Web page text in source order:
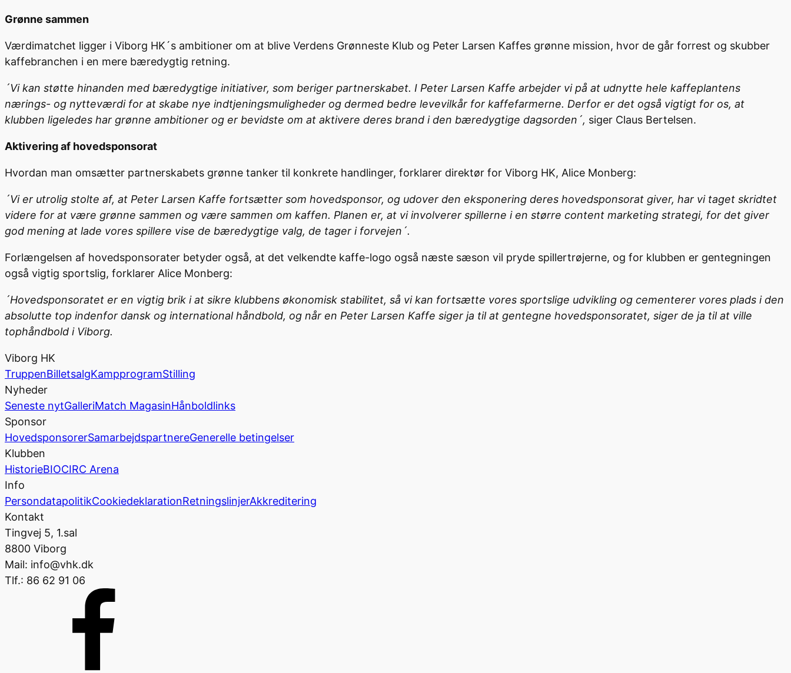
Grønne sammen
Værdimatchet ligger i Viborg HK´s ambitioner om at blive Verdens Grønneste Klub og Peter Larsen Kaffes grønne mission, hvor de går forrest og skubber
kaffebranchen i en mere bæredygtig retning.
´Vi kan støtte hinanden med bæredygtige initiativer, som beriger partnerskabet. I Peter Larsen Kaffe arbejder vi på at udnytte hele kaffeplantens
nærings- og nytteværdi for at skabe nye indtjeningsmuligheder og dermed bedre levevilkår for kaffefarmerne. Derfor er det også vigtigt for os, at
klubben ligeledes har grønne ambitioner og er bevidste om at aktivere deres brand i den bæredygtige dagsorden´, siger Claus Bertelsen.
Aktivering af hovedsponsorat
Hvordan man omsætter partnerskabets grønne tanker til konkrete handlinger, forklarer direktør for Viborg HK, Alice Monberg:
´Vi er utrolig stolte af, at Peter Larsen Kaffe fortsætter som hovedsponsor, og udover den eksponering deres hovedsponsorat giver, har vi taget skridtet
videre for at være grønne sammen og være sammen om kaffen. Planen er, at vi involverer spillerne i en større content marketing strategi, for det giver
god mening at lade vores spillere vise de bæredygtige valg, de tager i forvejen´.
Forlængelsen af hovedsponsorater betyder også, at det velkendte kaffe-logo også næste sæson vil pryde spillertrøjerne, og for klubben er gentegningen
også vigtig sportslig, forklarer Alice Monberg:
´Hovedsponsoratet er en vigtig brik i at sikre klubbens økonomisk stabilitet, så vi kan fortsætte vores sportslige udvikling og cementerer vores plads i den
absolutte top indenfor dansk og international håndbold, og når en Peter Larsen Kaffe siger ja til at gentegne hovedsponsoratet, siger de ja til at ville
tophåndbold i Viborg.
Viborg HK
TruppenBilletsalgKampprogramStilling
Nyheder
Seneste nytGalleriMatch MagasinHånboldlinks
Sponsor
HovedsponsorerSamarbejdspartnereGenerelle betingelser
Klubben
HistorieBIOCIRC Arena
Info
PersondatapolitikCookiedeklarationRetningslinjerAkkreditering
Kontakt
Tingvej 5, 1.sal
8800 Viborg
Mail: info@vhk.dk
Tlf.: 86 62 91 06